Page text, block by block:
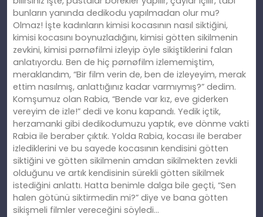
bunların yanında dedikodu yapılmadan olur mu?
Olmaz! İşte kadınların kimisi kocasının nasıl siktiğini,
kimisi kocasını boynuzladığını, kimisi götten sikilmenin
zevkini, kimisi pørnøfilmi izleyip öyle sikiştiklerini falan
anlatıyordu. Ben de hiç pørnøfilm izlememiştim,
meraklandım, “Bir film verin de, ben de izleyeyim, merak
ettim nasılmış, anlattığınız kadar varmıymış?” dedim.
Komşumuz olan Rabia, “Bende var kız, eve giderken
vereyim de izle!” dedi ve konu kapandı. Yedik içtik,
herzamanki gibi dedikodumuzu yaptık, eve dönme vakti
Rabia ile beraber çıktık. Yolda Rabia, kocası ile beraber
izlediklerini ve bu sayede kocasının kendisini götten
siktiğini ve götten sikilmenin amdan sikilmekten zevkli
olduğunu ve artık kendisinin sürekli götten sikilmek
istediğini anlattı. Hatta benimle dalga bile geçti, “Sen
halen götünü siktirmedin mi?” diye ve bana götten
sikişmeli filmler vereceğini söyledi…